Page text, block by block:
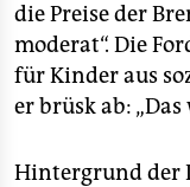
fragen & hilfe
unterstützen
abo
genossenschaft
die Preise der
moderat“. Die
für Kinder aus
er brüsk ab:
Hintergrund der